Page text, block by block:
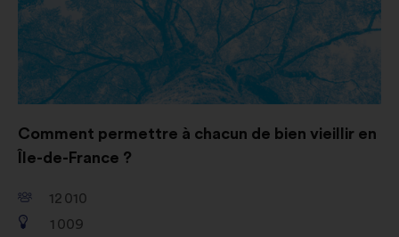
Comment permettre à chacun de bien vieillir en
Île-de-France ?
12 010
1 009